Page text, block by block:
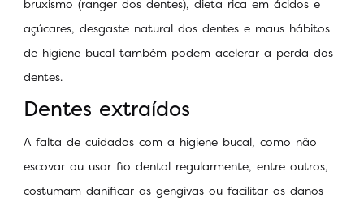
bruxismo (ranger dos dentes), dieta rica em ácidos e
açúcares, desgaste natural dos dentes e maus hábitos
de higiene bucal também podem acelerar a perda dos
dentes.
Dentes extraídos
A falta de cuidados com a higiene bucal, como não
escovar ou usar fio dental regularmente, entre outros,
costumam danificar as gengivas ou facilitar os danos